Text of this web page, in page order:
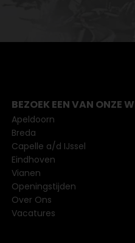
BEZOEK EEN VAN ONZE
Apeldoorn
Breda
Capelle a/d IJssel
Eindhoven
Vianen
Openingstijden
Over Ons
Vacatures